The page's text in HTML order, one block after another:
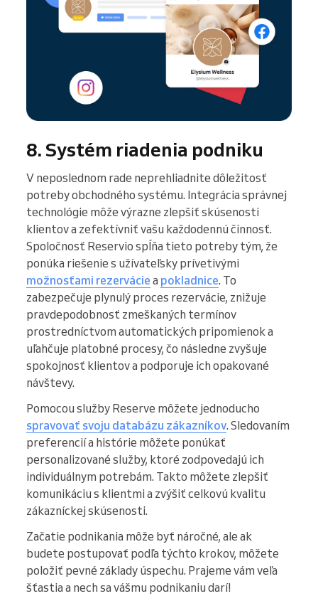
8. Systém riadenia podniku
V neposlednom rade neprehliadnite dôležitosť
potreby obchodného systému. Integrácia správnej
technológie môže výrazne zlepšiť skúsenosti
klientov a zefektívniť vašu každodennú činnosť.
Spoločnosť Reservio spĺňa tieto potreby tým, že
ponúka riešenie s užívateľsky prívetivými
možnosťami rezervácie a pokladnice. To
zabezpečuje plynulý proces rezervácie, znižuje
pravdepodobnosť zmeškaných termínov
prostredníctvom automatických pripomienok a
uľahčuje platobné procesy, čo následne zvyšuje
spokojnosť klientov a podporuje ich opakované
návštevy.
Pomocou služby Reserve môžete jednoducho
spravovať svoju databázu zákazníkov. Sledovaním
preferencií a histórie môžete ponúkať
personalizované služby, ktoré zodpovedajú ich
individuálnym potrebám. Takto môžete zlepšiť
komunikáciu s klientmi a zvýšiť celkovú kvalitu
zákazníckej skúsenosti.
Začatie podnikania môže byť náročné, ale ak
budete postupovať podľa týchto krokov, môžete
položiť pevné základy úspechu. Prajeme vám veľa
šťastia a nech sa vášmu podnikaniu darí!